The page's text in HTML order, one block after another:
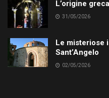
L’origine
31/05/2026
Le misteriose
Sant’Angelo
02/05/2026